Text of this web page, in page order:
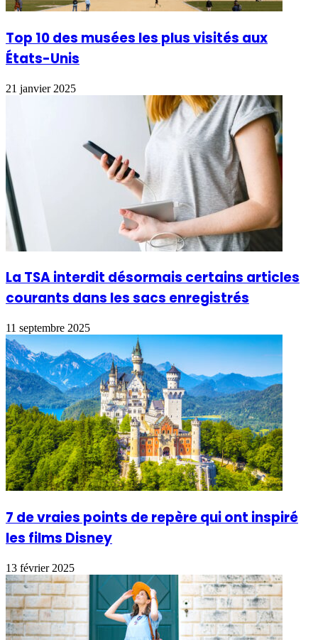
Top 10 des musées les plus visités aux
États-Unis
21 janvier 2025
La TSA interdit désormais certains articles
courants dans les sacs enregistrés
11 septembre 2025
7 de vraies points de repère qui ont inspiré
les films Disney
13 février 2025